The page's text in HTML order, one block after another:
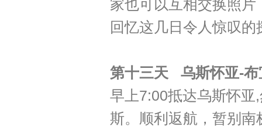
家也可以互相交换照
回忆这几日令人惊叹
第十三天 乌斯怀亚-布
早上7:00抵达乌斯怀亚
斯。顺利返航，暂别